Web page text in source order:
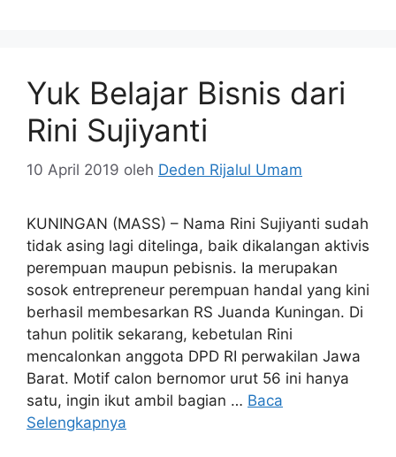
Yuk Belajar Bisnis dari
Rini Sujiyanti
10 April 2019 oleh Deden Rijalul Umam
KUNINGAN (MASS) – Nama Rini Sujiyanti sudah
tidak asing lagi ditelinga, baik dikalangan aktivis
perempuan maupun pebisnis. Ia merupakan
sosok entrepreneur perempuan handal yang kini
berhasil membesarkan RS Juanda Kuningan. Di
tahun politik sekarang, kebetulan Rini
mencalonkan anggota DPD RI perwakilan Jawa
Barat. Motif calon bernomor urut 56 ini hanya
satu, ingin ikut ambil bagian … Baca
Selengkapnya